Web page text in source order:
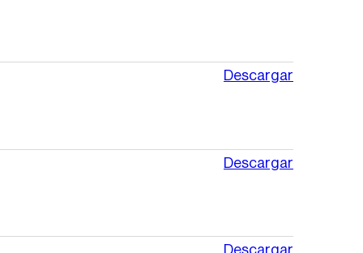
Descargar
Descargar
Descargar